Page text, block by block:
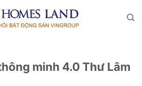
minh 4.0 Thư Lâm